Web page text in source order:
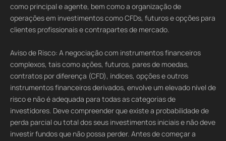
como principal e agente, bem como a organização de
operações em investimentos como CFDs, futuros e opções para
clientes profissionais e contrapartes de mercado.
Aviso de Risco: A negociação com instrumentos financeiros
complexos, tais como ações, futuros, pares de moedas,
contratos por diferença (CFD), índices, opções e outros
instrumentos financeiros derivados, envolve um elevado nível de
risco e não é adequada para todas as categorias de
investidores. Deve compreender que existe a probabilidade de
perda parcial ou total dos seus investimentos iniciais e não deve
investir fundos que não possa perder. Antes de começar a